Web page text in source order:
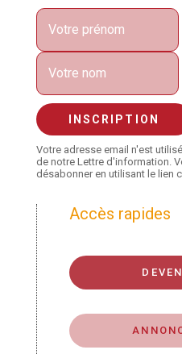
Votre adresse email n'est
de notre Lettre d'information.
désabonner en utilisant le lien
Accès rapides